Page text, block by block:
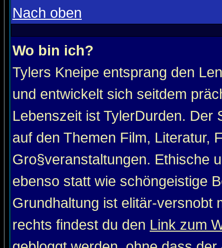
Nach oben
Wo bin ich?
Tylers Kneipe entsprang den
und entwickelt sich seitdem
Lebenszeit ist TylerDurden. Der
auf den Themen Film, Literatur,
Gro§veranstaltungen. Ethische
ebenso statt wie schöngeistige
Grundhaltung ist elitär-versnobt
rechts findest du den Link zum